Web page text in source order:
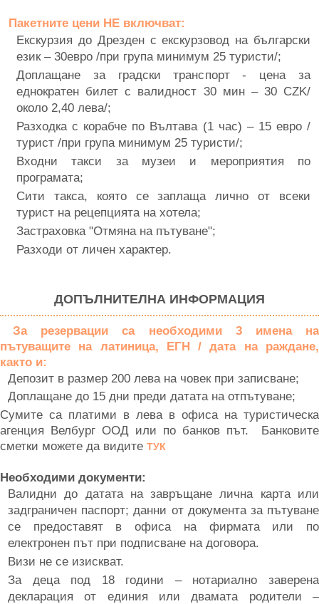
Пакетните цени НЕ включват:
Екскурзия до Дрезден с екскурзовод на български
език – 30евро /при група минимум 25 туристи/;
Доплащане за градски транспорт - цена за
еднократен билет с валидност 30 мин – 30 CZK/
около 2,40 лева/;
Разходка с корабче по Вълтава (1 час) – 15 евро /
турист /при група минимум 25 туристи/;
Входни такси за музеи и мероприятия по
програмата;
Сити такса, която се заплаща лично от всеки
турист на рецепцията на хотела;
Застраховка "Отмяна на пътуване";
Разходи от личен характер.
ДОПЪЛНИТЕЛНА ИНФОРМАЦИЯ
За резервации са необходими 3 имена на
пътуващите на латиница, ЕГН / дата на раждане,
както и:
Депозит в размер 200 лева на човек при записване;
Доплащане до 15 дни преди датата на отпътуване;
Сумите са платими в лева в офиса на туристическа
агенция Велбург ООД или по банков път. Банковите
сметки можете да видите ТУК
Необходими документи:
Валидни до датата на завръщане лична карта или
задграничен паспорт; данни от документа за пътуване
се предоставят в офиса на фирмата или по
електронен път при подписване на договора.
Визи не се изискват.
За деца под 18 години – нотариално заверена
декларация от единия или двамата родители –